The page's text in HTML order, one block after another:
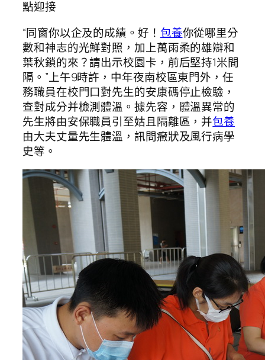
點迎接
“同窗你以企及的成績。好！ 包養你從哪里分
數和神志的光鮮對照，加上萬雨柔的雄辯和
葉秋鎖的來？請出示校園卡，前后堅持1米間
隔。”上午9時許，中年夜南校區東門外，任
務職員在校門口對先生的安康碼停止檢驗，
查對成分并檢測體溫。據先容，體溫異常的
先生將由安保職員引至姑且隔離區，并包養
由大夫丈量先生體溫，訊問癥狀及風行病學
史等。